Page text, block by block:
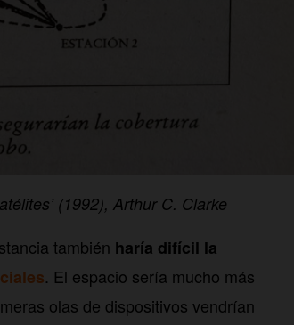
(1992), Arthur C. Clarke
también haría difícil la
. El espacio sería mucho más
olas de dispositivos vendrían